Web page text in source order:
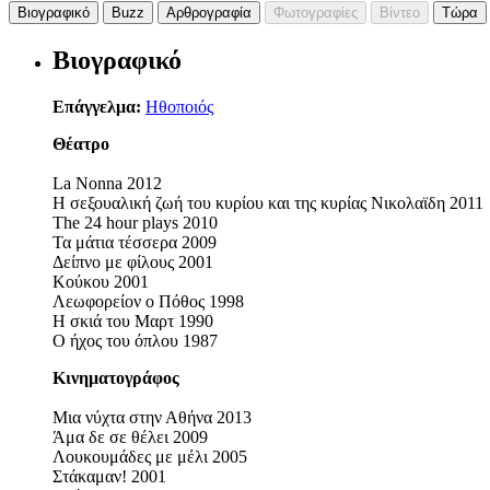
Βιογραφικό Buzz Αρθρογραφία Φωτογραφίες Βίντεο Τώρα
Βιογραφικό
Επάγγελμα: Ηθοποιός
Θέατρο
La Nonna 2012
Η σεξουαλική ζωή του κυρίου και της κυρίας Νικολαϊδη 2011
The 24 hour plays 2010
Τα μάτια τέσσερα 2009
Δείπνο με φίλους 2001
Κούκου 2001
Λεωφορείον ο Πόθος 1998
Η σκιά του Μαρτ 1990
Ο ήχος του όπλου 1987
Κινηματογράφος
Μια νύχτα στην Αθήνα 2013
Άμα δε σε θέλει 2009
Λουκουμάδες με μέλι 2005
Στάκαμαν! 2001